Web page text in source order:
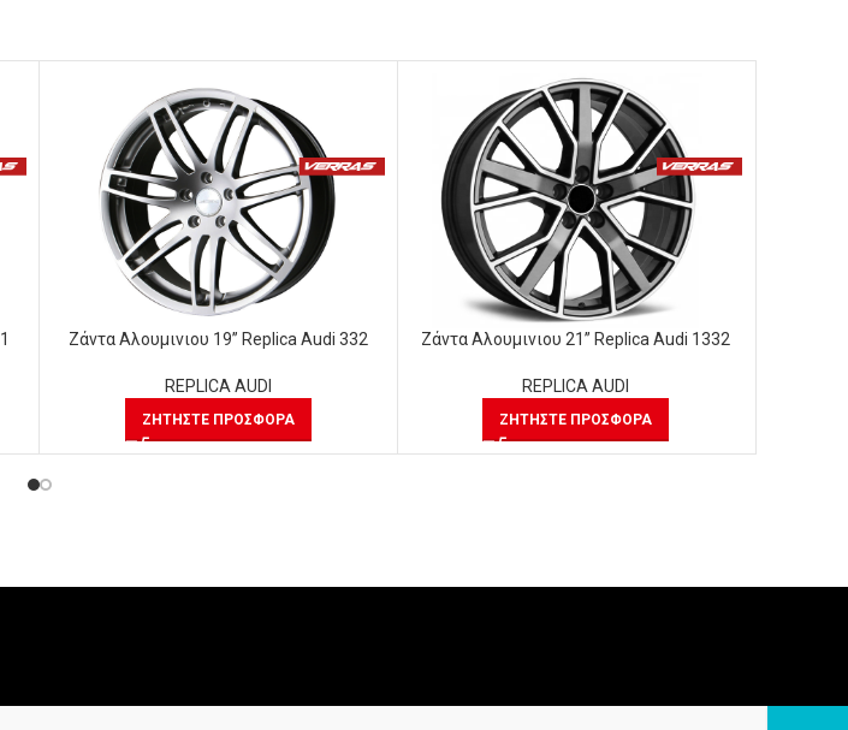
Ζάντα Αλουμινιου 19” Replica Audi 332
REPLICA AUDI
ΖΗΤΉΣΤΕ ΠΡΟΣΦΟΡΆ
Ζάντα Αλουμινιου 21” Replica Audi 1332
REPLICA AUDI
ΖΗΤΉΣΤΕ ΠΡΟΣΦΟΡΆ